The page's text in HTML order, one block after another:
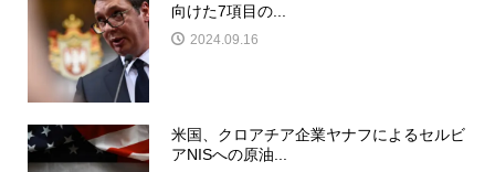
向けた7項目の...
2024.09.16
米国、クロアチア企業ヤナフによるセルビ
アNISへの原油...